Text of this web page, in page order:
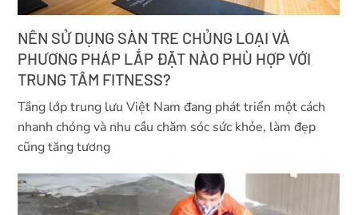
NÊN SỬ DỤNG SÀN TRE CHỦNG LOẠI VÀ
PHƯƠNG PHÁP LẮP ĐẶT NÀO PHÙ HỢP VỚI
TRUNG TÂM FITNESS?
Tầng lớp trung lưu Việt Nam đang phát triển một cách
nhanh chóng và nhu cầu chăm sóc sức khỏe, làm đẹp
cũng tăng tương